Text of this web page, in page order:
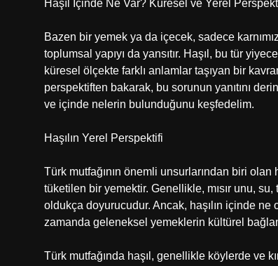
Haşıl İçinde Ne Var? Küresel ve Yerel
Bazen bir yemek ya da içecek, sadece
toplumsal yapıyı da yansıtır. Haşıl, bu tür
küresel ölçekte farklı anlamlar taşıyan bir
perspektiften bakarak, bu sorunun yanıtını
ve içinde nelerin bulunduğunu keşfedelim.
Haşılın Yerel Perspektifi
Türk mutfağının önemli unsurlarından biri
tüketilen bir yemektir. Genellikle, mısır unu,
oldukça doyurucudur. Ancak, haşılın içinde ne
zamanda geleneksel yemeklerin kültürel
Türk mutfağında haşıl, genellikle köylerde ve